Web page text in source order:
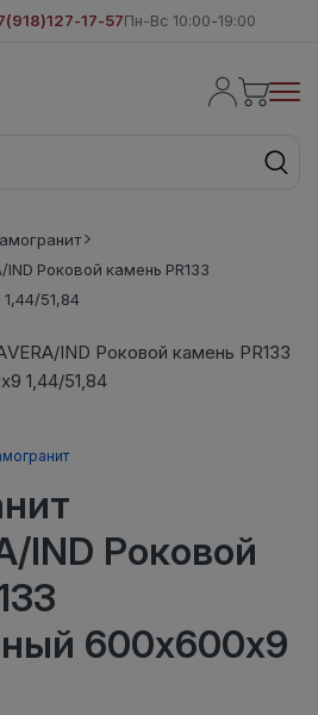
17-57Пн-Вс 10:00-19:00
IND Роковой камень PR133
51,84
IND Роковой
600х600х9